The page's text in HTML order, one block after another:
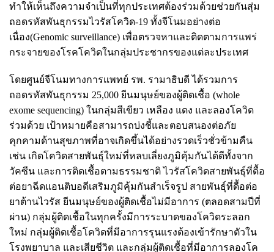
ทำให้เห็นถึงความจำเป็นที่ทุกประเทศต้องร่วมด้วยช่วยกันสุ่ม
ถอดรหัสพันธุกรรมไวรัสโควิด-19 ทั้งจีโนมอย่างต่อ
เนื่อง(Genomic surveillance) เพื่อตรวจหาและติดตามการแพร่
กระจายของโรคโควิดในกลุ่มประชากรของแต่ละประเทศ
โดยศูนย์จีโนมทางการแพทย์ รพ. รามาธิบดี ได้รวมการ
ถอดรหัสพันธุกรรม 25,000 ยีนมนุษย์ของผู้ติดเชื้อ (whole
exome sequencing) ในกลุ่มสีเขียว เหลือง แดง และลองโควิด
ร่วมด้วย เป้าหมายคือสามารถบ่งชี้และตอบสนองต่อภัย
คุกคามด้านสุขภาพที่อาจเกิดขึ้นได้อย่างรวดเร็วชั่วข้ามคืน
เช่น เกิดโควิดสายพันธุ์ใหม่ที่หลบเลี่ยงภูมิคุ้มกันได้ดีทั้งจาก
วัคซีน และการติดเชื้อตามธรรมชาติ ไวรัสโควิดสายพันธุ์ที่ดื้อ
ต่อยาฉีดแอนติบอดีเสริมภูมิคุ้มกันสำเร็จรูป สายพันธุ์ที่ดื้อต่อ
ยาต้านไวรัส ยีนมนุษย์ของผู้ติดเชื้อไม่มีอาการ (ตลอดสามปีที่
ผ่าน) กลุ่มผู้ติดเชื้อในทุกครั้งมีการระบาดของโควิดระลอก
ใหม่ กลุ่มผู้ติดเชื้อโควิดที่มีอาการรุนแรงต้องเข้ารักษาตัวใน
โรงพยาบาล และเสียชีวิต และกลุ่มผู้ติดเชื้อที่มีอาการลองโค